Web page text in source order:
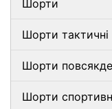
Шорти
Шорти тактичні
Шорти
Шорти